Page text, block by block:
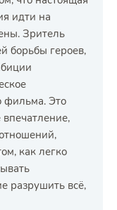
идти на
Зритель
борьбы героев,
фильма. Это
впечатление,
как легко
разрушить всё,